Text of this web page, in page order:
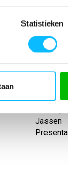
Statistieken
Erima
100%
Change
Jassen